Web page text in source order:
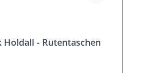
Holdall - Rutentaschen